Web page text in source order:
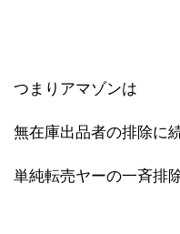
つまりアマゾンは
無在庫出品者の排除に
単純転売ヤーの一斉排